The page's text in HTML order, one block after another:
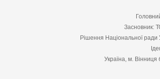
Засновник:
Рішення Національної
Україна, м.